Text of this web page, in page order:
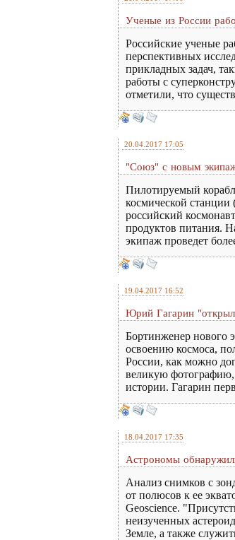
Ученые из России
Российские ученые
перспективных
прикладных задач,
работы с
отметили, что
20.04.2017 17:05
"Союз" с новым
Пилотируемый
космической
российский
продуктов питания.
экипаж проведет
19.04.2017 16:52
Юрий Гагарин "открыл
Бортинженер нового
освоению космоса,
России, как можно
великую фотографию,
истории. Гагарин
18.04.2017 17:35
Астрономы
Анализ снимков с
от полюсов к ее
Geoscience.
неизученных
Земле, а также